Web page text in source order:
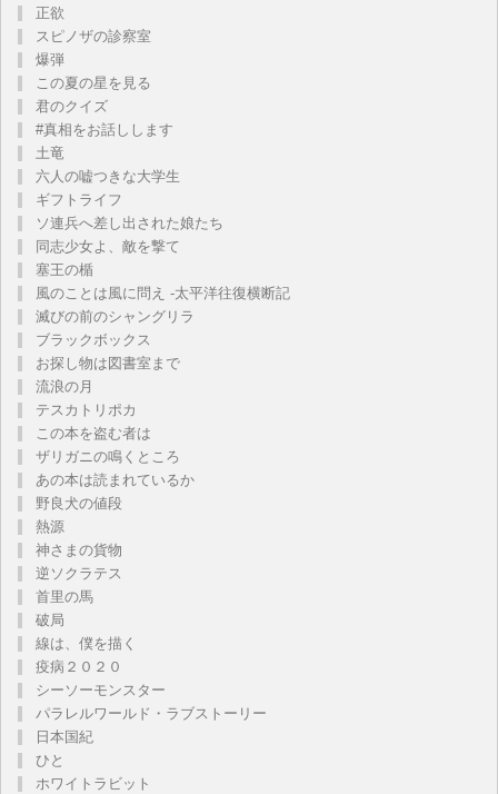
正欲
スピノザの診察室
爆弾
この夏の星を見る
君のクイズ
#真相をお話しします
土竜
六人の嘘つきな大学生
ギフトライフ
ソ連兵へ差し出された娘たち
同志少女よ、敵を撃て
塞王の楯
風のことは風に問え -太平洋往復横断記
滅びの前のシャングリラ
ブラックボックス
お探し物は図書室まで
流浪の月
テスカトリポカ
この本を盗む者は
ザリガニの鳴くところ
あの本は読まれているか
野良犬の値段
熱源
神さまの貨物
逆ソクラテス
首里の馬
破局
線は、僕を描く
疫病２０２０
シーソーモンスター
パラレルワールド・ラブストーリー
日本国紀
ひと
ホワイトラビット